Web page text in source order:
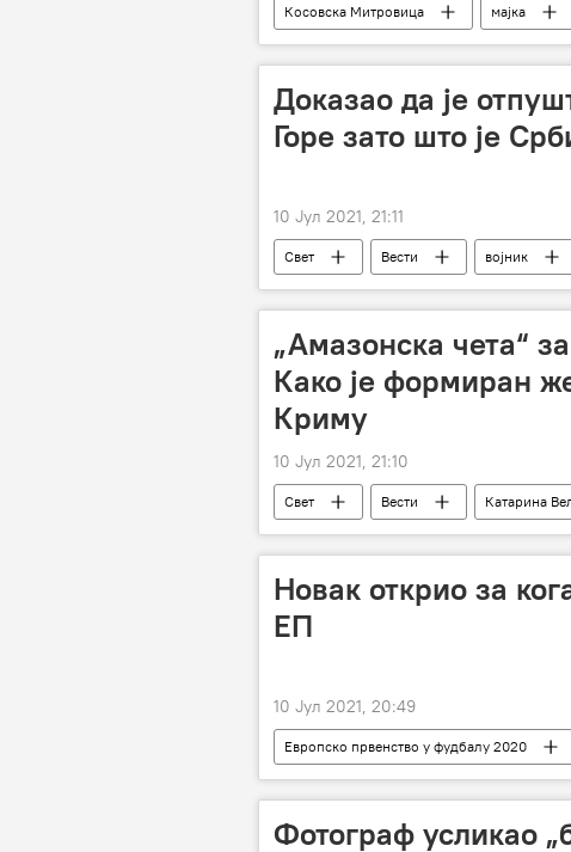
Косовска Митровица мајка
Призренска Богословија
Друштво
Доказао да је
Горе зато што је
10 Јул 2021, 21:11
Свет Вести војник
„Амазонска чета“
Како је формиран
Криму
10 Јул 2021, 21:10
Свет Вести Катарина
Новак открио за
ЕП
10 Јул 2021, 20:49
Европско првенство у фудбалу 2020
Европско првенство у фудбалу
Фотограф усликао